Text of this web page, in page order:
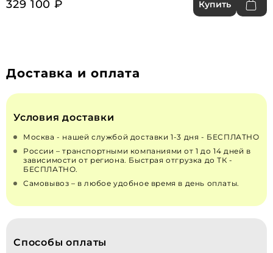
329 100 ₽
Купить
Доставка и оплата
Условия доставки
Москва - нашей службой доставки 1-3 дня - БЕСПЛАТНО
России – транспортными компаниями от 1 до 14 дней в
зависимости от региона. Быстрая отгрузка до ТК -
БЕСПЛАТНО.
Самовывоз – в любое удобное время в день оплаты.
Способы оплаты